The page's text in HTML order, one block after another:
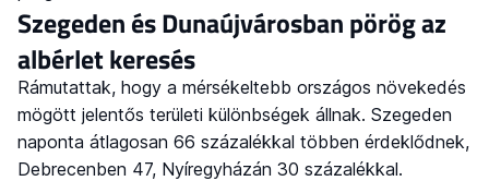
Szegeden és Dunaújvárosban pörög az
albérlet keresés
Rámutattak, hogy a mérsékeltebb országos növekedés
mögött jelentős területi különbségek állnak. Szegeden
naponta átlagosan 66 százalékkal többen érdeklődnek,
Debrecenben 47, Nyíregyházán 30 százalékkal.